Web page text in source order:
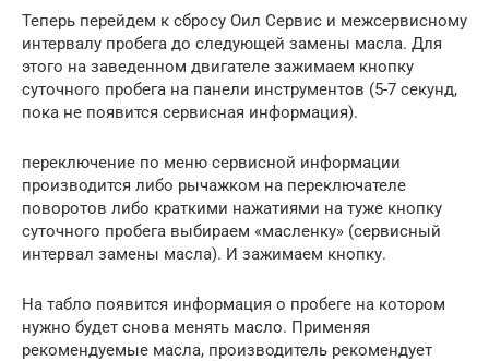
Теперь перейдем к сбросу Оил Сервис и межсервисному
интервалу пробега до следующей замены масла. Для
этого на заведенном двигателе зажимаем кнопку
суточного пробега на панели инструментов (5-7 секунд,
пока не появится сервисная информация).
переключение по меню сервисной информации
производится либо рычажком на переключателе
поворотов либо краткими нажатиями на туже кнопку
суточного пробега выбираем «масленку» (сервисный
интервал замены масла). И зажимаем кнопку.
На табло появится информация о пробеге на котором
нужно будет снова менять масло. Применяя
рекомендуемые масла, производитель рекомендует